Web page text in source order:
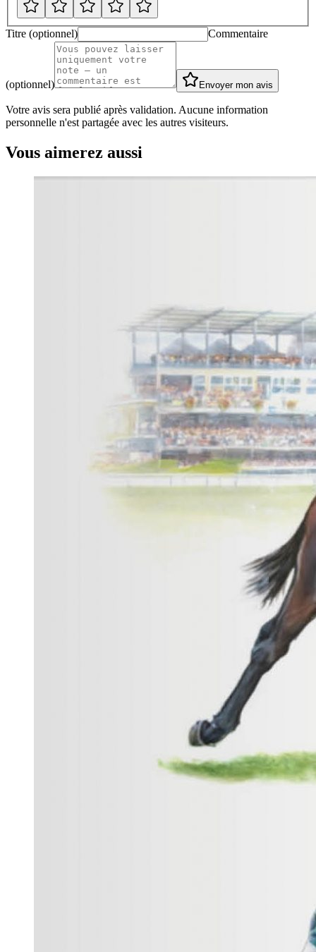
Titre (optionnel) Commentaire
(optionnel) Envoyer mon avis
Votre avis sera publié après validation. Aucune information
personnelle n'est partagée avec les autres visiteurs.
Vous aimerez aussi